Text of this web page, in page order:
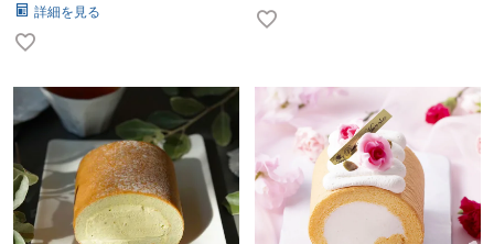
詳細を見る